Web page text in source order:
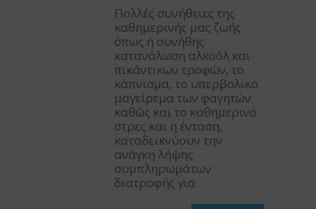
Πολλές συνήθειες της
καθημερινής μας ζωής
όπως η συνήθης
κατανάλωση αλκοόλ και
πικάντικων τροφών, το
κάπνισμα, το υπερβολικό
μαγείρεμα των φαγητών
καθώς και το καθημερινό
στρες και η ένταση,
καταδεικνύουν την
ανάγκη λήψης
συμπληρωμάτων
διατροφής για